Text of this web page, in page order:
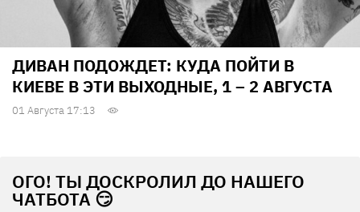
ДИВАН ПОДОЖДЕТ: КУДА ПОЙТИ В
КИЕВЕ В ЭТИ ВЫХОДНЫЕ, 1 – 2 АВГУСТА
01 Августа 17:13
ОГО! ТЫ ДОСКРОЛИЛ ДО НАШЕГО
ЧАТБОТА 😏